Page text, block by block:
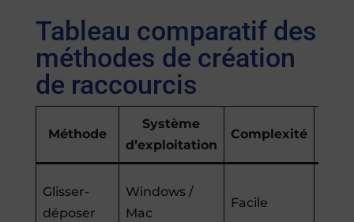
Tableau comparatif des
méthodes de création
de raccourcis
Méthode
Système
d’exploitation
Complexité
Glisser-
déposer
Windows /
Mac
Facile